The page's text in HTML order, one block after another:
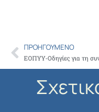
Prev
ΠΡΟΗΓΟΎΜΕΝΟ